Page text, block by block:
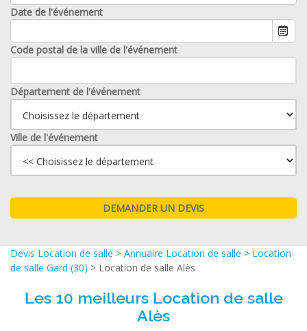
Date de l'événement
Code postal de la ville de l'événement
Département de l'événement
Ville de l'événement
Devis Location de salle > Annuaire Location de salle > Location
de salle Gard (30) > Location de salle Alès
Les 10 meilleurs Location de salle
Alès